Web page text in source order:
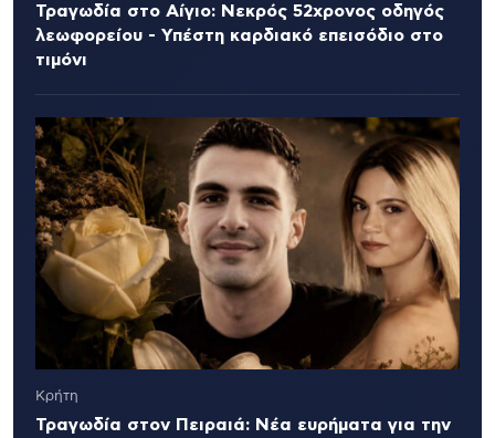
Τραγωδία στο Αίγιο: Νεκρός 52χρονος οδηγός
λεωφορείου - Υπέστη καρδιακό επεισόδιο στο
τιμόνι
Κρήτη
Τραγωδία στον Πειραιά: Νέα ευρήματα για την